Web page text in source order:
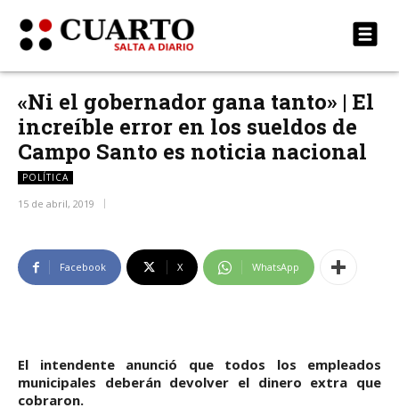
«Ni el gobernador gana tanto» | El
increíble error en los sueldos de
Campo Santo es noticia nacional
POLÍTICA
15 de abril, 2019
Facebook X WhatsApp
El intendente anunció que todos los empleados
municipales deberán devolver el dinero extra que
cobraron.